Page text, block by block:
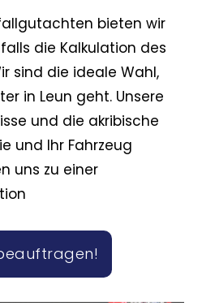
bieten wir
die Kalkulation des
sind die ideale Wahl,
in Leun geht. Unsere
und die akribische
und Ihr Fahrzeug
uns zu einer